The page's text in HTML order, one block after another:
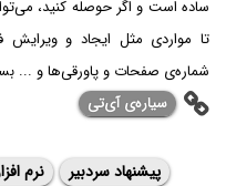
ساده است و اگر حوصله کنید،
تا مواردی مثل ایجاد و
شماره‌ی صفحات و پاورقی‌ها و ...
سیاره‌ی ‌آی‌تی
پیشنهاد سردبیر نرم